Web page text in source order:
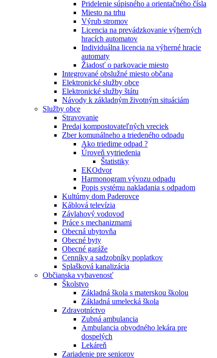
Pridelenie súpisného a orientačného čísla
Miesto na trhu
Výrub stromov
Licencia na prevádzkovanie výherných
hracích automatov
Individuálna licencia na výherné hracie
automaty
Žiadosť o parkovacie miesto
Integrované obslužné miesto občana
Elektronické služby obce
Elektronické služby štátu
Návody k základným životným situáciám
Služby obce
Stravovanie
Predaj kompostovateľných vreciek
Zber komunálneho a triedeného odpadu
Ako triedime odpad ?
Úroveň vytriedenia
Štatistiky
EKOdvor
Harmonogram vývozu odpadu
Popis systému nakladania s odpadom
Kultúrny dom Paderovce
Káblová televízia
Závlahový vodovod
Práce s mechanizmami
Obecná ubytovňa
Obecné byty
Obecné garáže
Cenníky a sadzobníky poplatkov
Splašková kanalizácia
Občianska vybavenosť
Školstvo
Základná škola s materskou školou
Základná umelecká škola
Zdravotníctvo
Zubná ambulancia
Ambulancia obvodného lekára pre
dospelých
Lekáreň
Zariadenie pre seniorov